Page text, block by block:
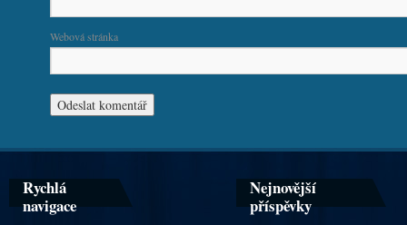
Webová stránka
Rychlá
navigace
Nejnovější
příspěvky